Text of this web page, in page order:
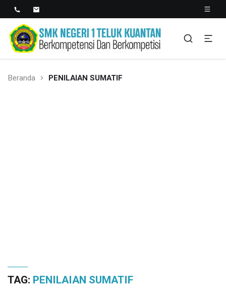
SMK NEGERI 1 TELUK
KUANTAN
Berkopetensi Dan Berkompetisi
Beranda PENILAIAN SUMATIF
TAG: PENILAIAN SUMATIF